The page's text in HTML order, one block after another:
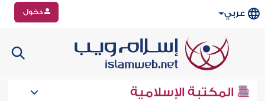
عربي دخول
المكتبة الإسلامية